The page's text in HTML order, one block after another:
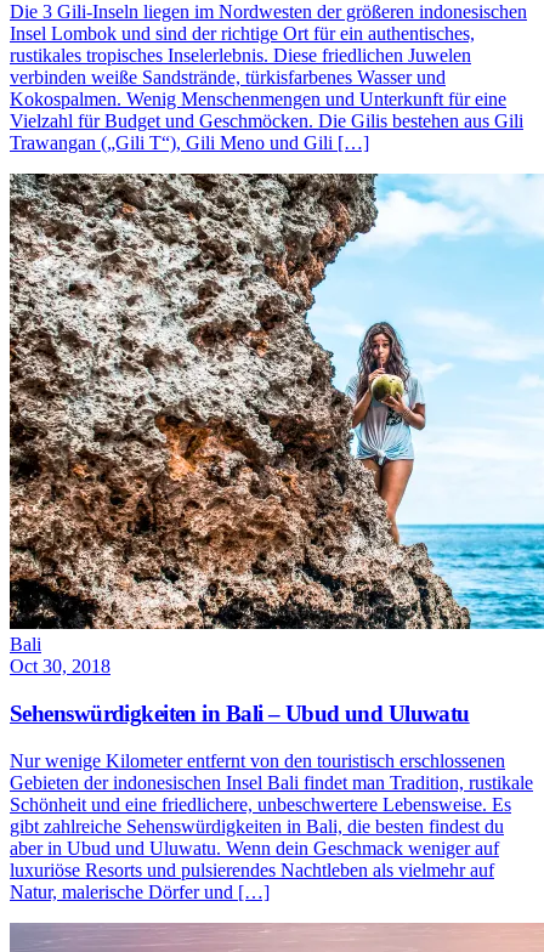
Die 3 Gili-Inseln liegen im Nordwesten der größeren indonesischen
Insel Lombok und sind der richtige Ort für ein authentisches,
rustikales tropisches Inselerlebnis. Diese friedlichen Juwelen
verbinden weiße Sandstrände, türkisfarbenes Wasser und
Kokospalmen. Wenig Menschenmengen und Unterkunft für eine
Vielzahl für Budget und Geschmöcken. Die Gilis bestehen aus Gili
Trawangan („Gili T“), Gili Meno und Gili […]
Bali
Oct 30, 2018
Sehenswürdigkeiten in Bali – Ubud und Uluwatu
Nur wenige Kilometer entfernt von den touristisch erschlossenen
Gebieten der indonesischen Insel Bali findet man Tradition, rustikale
Schönheit und eine friedlichere, unbeschwertere Lebensweise. Es
gibt zahlreiche Sehenswürdigkeiten in Bali, die besten findest du
aber in Ubud und Uluwatu. Wenn dein Geschmack weniger auf
luxuriöse Resorts und pulsierendes Nachtleben als vielmehr auf
Natur, malerische Dörfer und […]